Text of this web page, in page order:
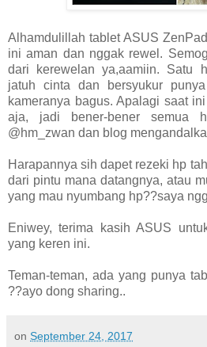
Alhamdulillah tablet ASUS
ini aman dan nggak rewel.
dari kerewelan ya,aamiin. Satu
jatuh cinta dan bersyukur
kameranya bagus. Apalagi saat
aja, jadi bener-bener semua
@hm_zwan dan blog
Harapannya sih dapet rezeki hp
dari pintu mana datangnya, atau
yang mau nyumbang hp??saya
Eniwey, terima kasih ASUS
yang keren ini.
Teman-teman, ada yang punya
??ayo dong sharing..
on September 24, 2017